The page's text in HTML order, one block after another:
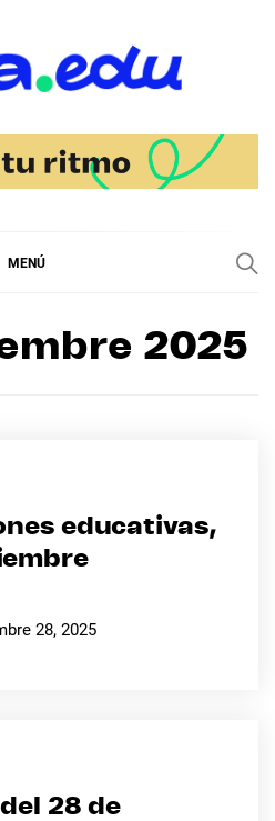
Ecca
MENÚ
2025
educativas,
28, 2025
28 de